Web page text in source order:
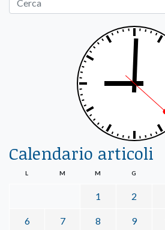
Calendario articoli
L M M G
1 2
6 7 8 9